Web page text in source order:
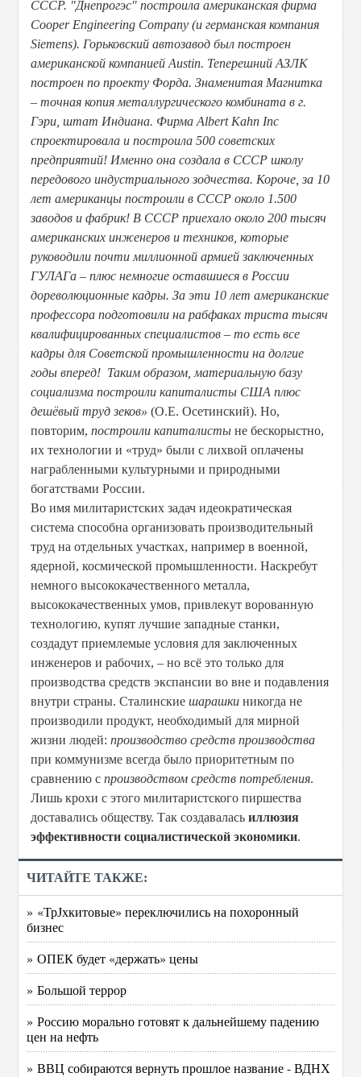
СССР. "Днепрогэс" построила американская фирма
Cooper Engineering Company (и германская компания
Siemens). Горьковский автозавод был построен
американской компанией Austin. Теперешний АЗЛК
построен по проекту Форда. Знаменитая Магнитка
– точная копия металлургического комбината в г.
Гэри, штат Индиана. Фирма Albert Kahn Inc
спроектировала и построила 500 советских
предприятий! Именно она создала в СССР школу
передового индустриального зодчества. Короче, за 10
лет американцы построили в СССР около 1.500
заводов и фабрик! В СССР приехало около 200 тысяч
американских инженеров и техников, которые
руководили почти миллионной армией заключенных
ГУЛАГа – плюс немногие оставшиеся в России
дореволюционные кадры. За эти 10 лет американские
профессора подготовили на рабфаках триста тысяч
квалифицированных специалистов – то есть все
кадры для Советской промышленности на долгие
годы вперед! Таким образом, материальную базу
социализма построили капиталисты США плюс
дешёвый труд зеков» (О.Е. Осетинский). Но,
повторим,построили капиталисты не бескорыстно,
их технологии и «труд» были с лихвой оплачены
награбленными культурными и природными
богатствами России.
Во имя милитаристских задач идеократическая
система способна организовать производительный
труд на отдельных участках, например в военной,
ядерной, космической промышленности. Наскребут
немного высококачественного металла,
высококачественных умов, привлекут ворованную
технологию, купят лучшие западные станки,
создадут приемлемые условия для заключенных
инженеров и рабочих, – но всё это только для
производства средств экспансии во вне и подавления
внутри страны. Сталинскиешарашки никогда не
производили продукт, необходимый для мирной
жизни людей:производство средств производства
при коммунизме всегда было приоритетным по
сравнению спроизводством средств потребления.
Лишь крохи с этого милитаристского пиршества
доставались обществу. Так создаваласьиллюзия
эффективности социалистической экономики.
ЧИТАЙТЕ ТАКЖЕ:
» «ТрЈхкитовые» переключились на похоронный
бизнес
» ОПЕК будет «держать» цены
» Большой террор
» Россию морально готовят к дальнейшему падению
цен на нефть
» ВВЦ собираются вернуть прошлое название - ВДНХ